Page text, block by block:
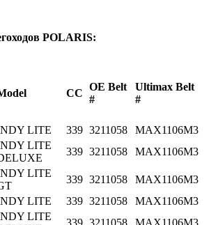
POLARIS:
CC
OE Belt
#
Ultimax Belt
#
LITE 339 3211058
MAX1106M3
LITE
339 3211058 MAX1106M3
LITE
339 3211058
MAX1106M3
LITE 339 3211058
MAX1106M3
LITE
339 3211058 MAX1106M3